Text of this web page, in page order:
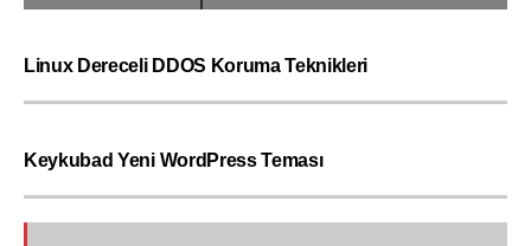
Linux Dereceli DDOS Koruma Teknikleri
Keykubad Yeni WordPress Teması